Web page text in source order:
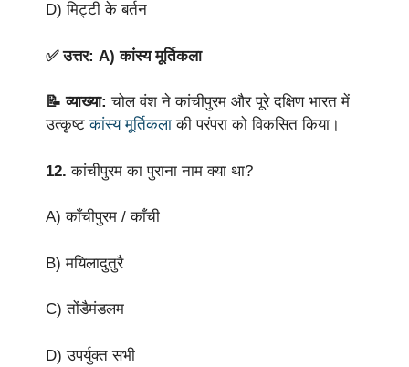
D) मिट्टी के बर्तन
✅ उत्तर: A) कांस्य मूर्तिकला
📝 व्याख्या:चोल वंश ने कांचीपुरम और पूरे दक्षिण भारत में
उत्कृष्टकांस्य मूर्तिकला की परंपरा को विकसित किया।
12.कांचीपुरम का पुराना नाम क्या था?
A) काँचीपुरम / काँची
B) मयिलादुतुरै
C) तोंडैमंडलम
D) उपर्युक्त सभी